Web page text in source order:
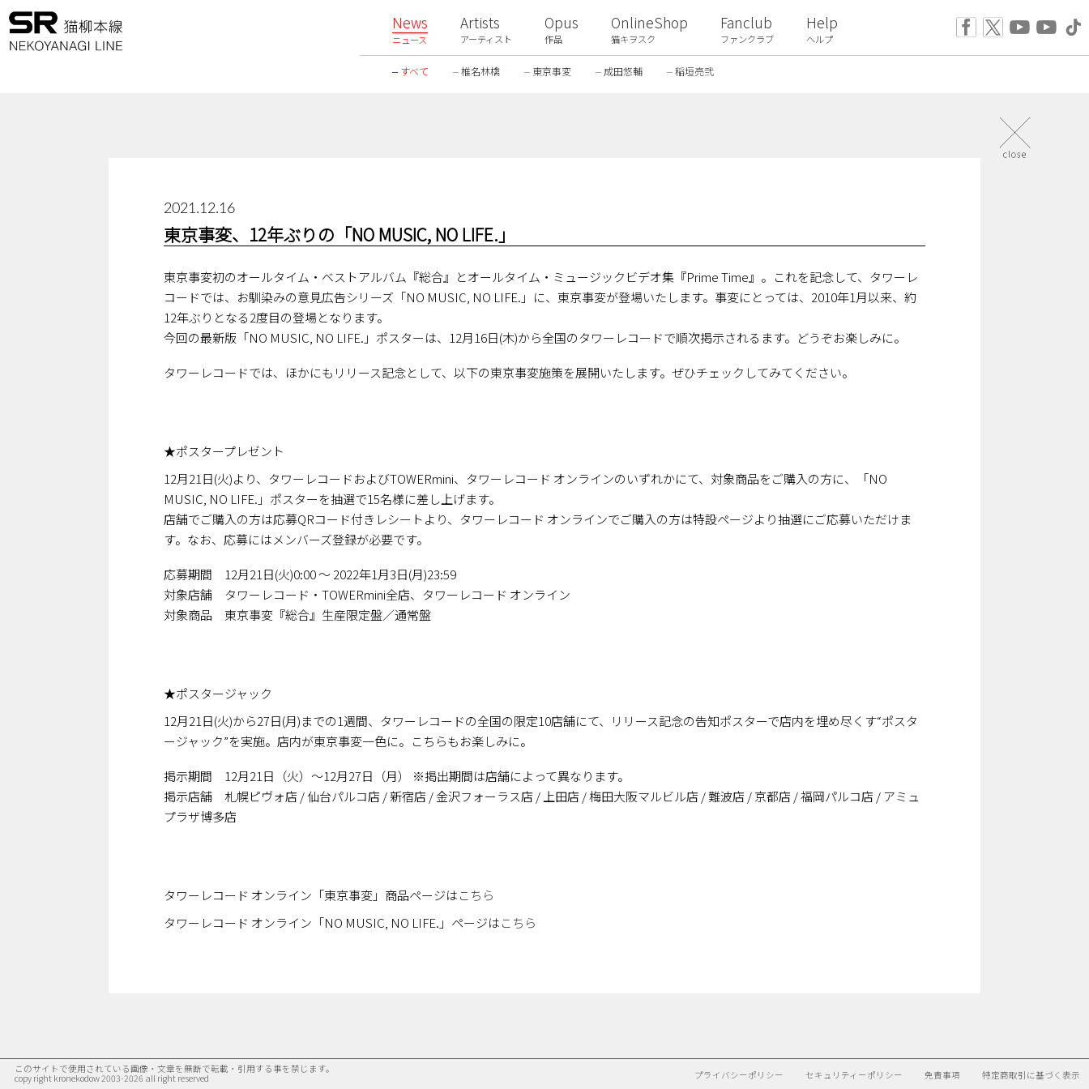
News
ニュース
Artists
アーティスト
Opus
作品
OnlineShop
猫キヲスク
Fanclub
ファンクラブ
Help
ヘルプ
すべて 椎名林檎 東京事変 成田悠輔 稲垣亮弐
2021.12.16
東京事変、12年ぶりの「NO MUSIC, NO LIFE.」
東京事変初のオールタイム・ベストアルバム『総合』とオールタイム・ミュージックビデオ集『Prime Time』。これを記念して、タワーレ
コードでは、お馴染みの意見広告シリーズ「NO MUSIC, NO LIFE.」に、東京事変が登場いたします。事変にとっては、2010年1月以来、約
12年ぶりとなる2度目の登場となります。
今回の最新版「NO MUSIC, NO LIFE.」ポスターは、12月16日(木)から全国のタワーレコードで順次掲示されるます。どうぞお楽しみに。
タワーレコードでは、ほかにもリリース記念として、以下の東京事変施策を展開いたします。ぜひチェックしてみてください。
★ポスタープレゼント
12月21日(火)より、タワーレコードおよびTOWERmini、タワーレコード オンラインのいずれかにて、対象商品をご購入の方に、「NO
MUSIC, NO LIFE.」ポスターを抽選で15名様に差し上げます。
店舗でご購入の方は応募QRコード付きレシートより、タワーレコード オンラインでご購入の方は特設ページより抽選にご応募いただけま
す。なお、応募にはメンバーズ登録が必要です。
応募期間 12月21日(火)0:00 ～ 2022年1月3日(月)23:59
対象店舗 タワーレコード・TOWERmini全店、タワーレコード オンライン
対象商品 東京事変『総合』生産限定盤／通常盤
★ポスタージャック
12月21日(火)から27日(月)までの1週間、タワーレコードの全国の限定10店舗にて、リリース記念の告知ポスターで店内を埋め尽くす“ポスタ
ージャック”を実施。店内が東京事変一色に。こちらもお楽しみに。
掲示期間 12月21日（火）～12月27日（月） ※掲出期間は店舗によって異なります。
掲示店舗 札幌ピヴォ店 / 仙台パルコ店 / 新宿店 / 金沢フォーラス店 / 上田店 / 梅田大阪マルビル店 / 難波店 / 京都店 / 福岡パルコ店 / アミュ
プラザ博多店
タワーレコード オンライン「東京事変」商品ページはこちら
タワーレコード オンライン「NO MUSIC, NO LIFE.」ページはこちら
このサイトで使用されている画像・文章を無断で転載・引用する事を禁じます。
copy right kronekodow 2003-2026 all right reserved
プライバシーポリシー セキュリティーポリシー 免責事項 特定商取引に基づく表示